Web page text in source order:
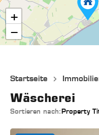
+
−
Startseite
Wäscherei
Sortieren nach: Property